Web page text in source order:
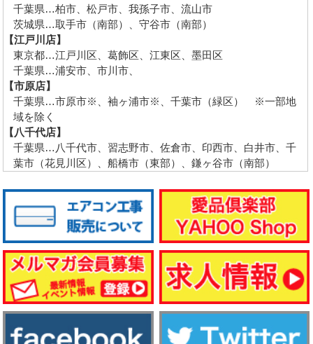
千葉県…柏市、松戸市、我孫子市、流山市
茨城県…取手市（南部）、守谷市（南部）
【江戸川店】
東京都…江戸川区、葛飾区、江東区、墨田区
千葉県…浦安市、市川市、
【市原店】
千葉県…市原市※、袖ヶ浦市※、千葉市（緑区） ※一部地
域を除く
【八千代店】
千葉県…八千代市、習志野市、佐倉市、印西市、白井市、千
葉市（花見川区）、船橋市（東部）、鎌ヶ谷市（南部）